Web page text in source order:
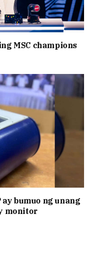
MSC champions
bumuo ng unang
monitor